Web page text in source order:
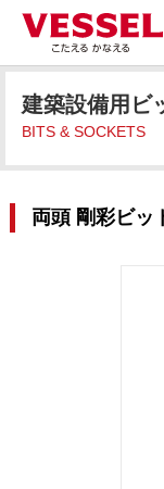
建築設備用ビ
BITS & SOCKETS
両頭 剛彩ビッ